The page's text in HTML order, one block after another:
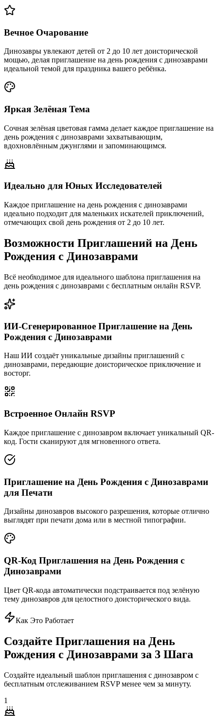
Вечное Очарование
Динозавры увлекают детей от 2 до 10 лет доисторической
мощью, делая приглашение на день рождения с динозаврами
идеальной темой для праздника вашего ребёнка.
Яркая Зелёная Тема
Сочная зелёная цветовая гамма делает каждое приглашение на
день рождения с динозаврами захватывающим,
вдохновлённым джунглями и запоминающимся.
Идеально для Юных Исследователей
Каждое приглашение на день рождения с динозаврами
идеально подходит для маленьких искателей приключений,
отмечающих свой день рождения от 2 до 10 лет.
Возможности Приглашений на День
Рождения с Динозаврами
Всё необходимое для идеального шаблона приглашения на
день рождения с динозаврами с бесплатным онлайн RSVP.
ИИ-Сгенерированное Приглашение на День
Рождения с Динозаврами
Наш ИИ создаёт уникальные дизайны приглашений с
динозаврами, передающие доисторическое приключение и
восторг.
Встроенное Онлайн RSVP
Каждое приглашение с динозавром включает уникальный QR-
код. Гости сканируют для мгновенного ответа.
Приглашение на День Рождения с Динозаврами
для Печати
Дизайны динозавров высокого разрешения, которые отлично
выглядят при печати дома или в местной типографии.
QR-Код Приглашения на День Рождения с
Динозаврами
Цвет QR-кода автоматически подстраивается под зелёную
тему динозавров для целостного доисторического вида.
Как Это Работает
Создайте Приглашения на День
Рождения с Динозаврами за 3 Шага
Создайте идеальный шаблон приглашения с динозавром с
бесплатным отслеживанием RSVP менее чем за минуту.
1